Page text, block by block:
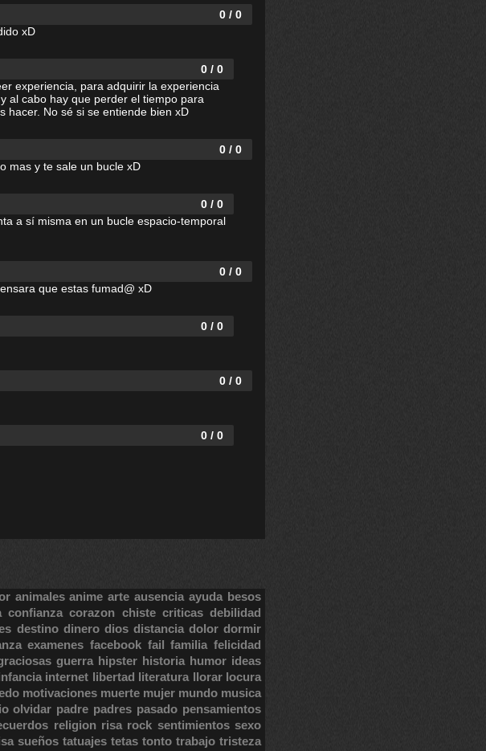
0 / 0
xD
0 / 0
experiencia, para adquirir la experiencia
al cabo hay que perder el tiempo para
hacer. No sé si se entiende bien xD
0 / 0
mas y te sale un bucle xD
0 / 0
a sí misma en un bucle espacio-temporal
0 / 0
que estas fumad@ xD
0 / 0
0 / 0
0 / 0
animales anime arte ausencia ayuda besos
confianza corazon chiste criticas debilidad
destino dinero dios distancia dolor dormir
examenes facebook fail familia felicidad
guerra hipster historia humor ideas
internet libertad literatura llorar locura
motivaciones muerte mujer mundo musica
olvidar padre padres pasado pensamientos
religion risa rock sentimientos sexo
sueños tatuajes tetas tonto trabajo tristeza